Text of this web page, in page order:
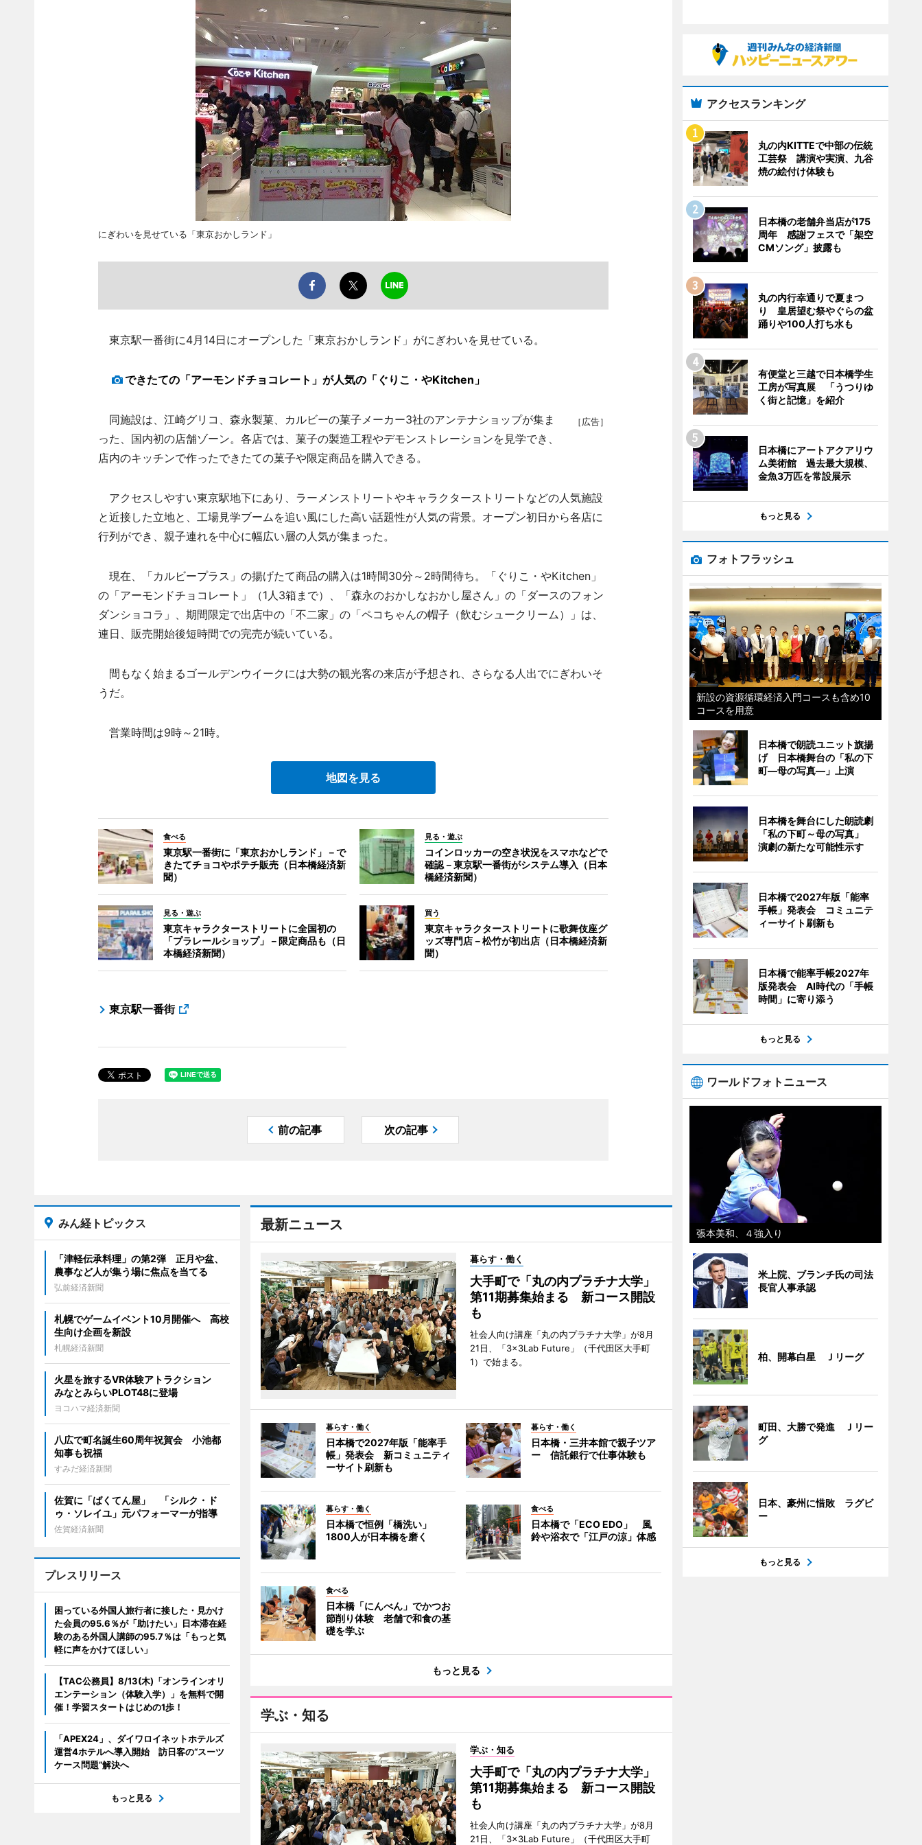
にぎわいを見せている「東京おかしランド」
東京駅一番街に4月14日にオープンした「東京おかしランド」がにぎわいを見せている。
できたての「アーモンドチョコレート」が人気の「ぐりこ・やKitchen」
［広告］
同施設は、江崎グリコ、森永製菓、カルビーの菓子メーカー3社のアンテナショップが集ま
った、国内初の店舗ゾーン。各店では、菓子の製造工程やデモンストレーションを見学でき、
店内のキッチンで作ったできたての菓子や限定商品を購入できる。
アクセスしやすい東京駅地下にあり、ラーメンストリートやキャラクターストリートなどの人気施設
と近接した立地と、工場見学ブームを追い風にした高い話題性が人気の背景。オープン初日から各店に
行列ができ、親子連れを中心に幅広い層の人気が集まった。
現在、「カルビープラス」の揚げたて商品の購入は1時間30分～2時間待ち。「ぐりこ・やKitchen」
の「アーモンドチョコレート」（1人3箱まで）、「森永のおかしなおかし屋さん」の「ダースのフォン
ダンショコラ」、期間限定で出店中の「不二家」の「ペコちゃんの帽子（飲むシュークリーム）」は、
連日、販売開始後短時間での完売が続いている。
間もなく始まるゴールデンウイークには大勢の観光客の来店が予想され、さらなる人出でにぎわいそ
うだ。
営業時間は9時～21時。
地図を見る
食べる
東京駅一番街に「東京おかしランド」－で
きたてチョコやポテチ販売（日本橋経済新
聞）
見る・遊ぶ
コインロッカーの空き状況をスマホなどで
確認－東京駅一番街がシステム導入（日本
橋経済新聞）
見る・遊ぶ
東京キャラクターストリートに全国初の
「プラレールショップ」－限定商品も（日
本橋経済新聞）
買う
東京キャラクターストリートに歌舞伎座グ
ッズ専門店－松竹が初出店（日本橋経済新
聞）
東京駅一番街
前の記事 次の記事
最新ニュース
暮らす・働く
大手町で「丸の内プラチナ大学」
第11期募集始まる 新コース開設
も
社会人向け講座「丸の内プラチナ大学」が8月
21日、「3×3Lab Future」（千代田区大手町
1）で始まる。
暮らす・働く
日本橋で2027年版「能率手
帳」発表会 新コミュニティ
ーサイト刷新も
暮らす・働く
日本橋・三井本館で親子ツア
ー 信託銀行で仕事体験も
暮らす・働く
日本橋で恒例「橋洗い」
1800人が日本橋を磨く
食べる
日本橋で「ECO EDO」 風
鈴や浴衣で「江戸の涼」体感
食べる
日本橋「にんべん」でかつお
節削り体験 老舗で和食の基
礎を学ぶ
もっと見る
学ぶ・知る
学ぶ・知る
大手町で「丸の内プラチナ大学」
第11期募集始まる 新コース開設
も
社会人向け講座「丸の内プラチナ大学」が8月
21日、「3×3Lab Future」（千代田区大手町
みん経トピックス
「津軽伝承料理」の第2弾 正月や盆、
農事など人が集う場に焦点を当てる
弘前経済新聞
札幌でゲームイベント10月開催へ 高校
生向け企画を新設
札幌経済新聞
火星を旅するVR体験アトラクション
みなとみらいPLOT48に登場
ヨコハマ経済新聞
八広で町名誕生60周年祝賀会 小池都
知事も祝福
すみだ経済新聞
佐賀に「ばくてん屋」 「シルク・ド
ゥ・ソレイユ」元パフォーマーが指導
佐賀経済新聞
プレスリリース
困っている外国人旅行者に接した・見かけ
た会員の95.6％が「助けたい」日本滞在経
験のある外国人講師の95.7％は「もっと気
軽に声をかけてほしい」
【TAC公務員】8/13(木)「オンラインオリ
エンテーション（体験入学）」を無料で開
催！学習スタートはじめの1歩！
「APEX24」、ダイワロイネットホテルズ
運営4ホテルへ導入開始 訪日客の“スーツ
ケース問題”解決へ
もっと見る
アクセスランキング
丸の内KITTEで中部の伝統
工芸祭 講演や実演、九谷
焼の絵付け体験も
日本橋の老舗弁当店が175
周年 感謝フェスで「架空
CMソング」披露も
丸の内行幸通りで夏まつ
り 皇居望む祭やぐらの盆
踊りや100人打ち水も
有便堂と三越で日本橋学生
工房が写真展 「うつりゆ
く街と記憶」を紹介
日本橋にアートアクアリウ
ム美術館 過去最大規模、
金魚3万匹を常設展示
もっと見る
フォトフラッシュ
新設の資源循環経済入門コースも含め10
コースを用意
日本橋で朗読ユニット旗揚
げ 日本橋舞台の「私の下
町―母の写真―」上演
日本橋を舞台にした朗読劇
「私の下町～母の写真」
演劇の新たな可能性示す
日本橋で2027年版「能率
手帳」発表会 コミュニテ
ィーサイト刷新も
日本橋で能率手帳2027年
版発表会 AI時代の「手帳
時間」に寄り添う
もっと見る
ワールドフォトニュース
張本美和、４強入り
米上院、ブランチ氏の司法
長官人事承認
柏、開幕白星 Ｊリーグ
町田、大勝で発進 Ｊリー
グ
日本、豪州に惜敗 ラグビ
ー
もっと見る